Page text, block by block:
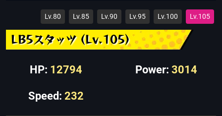
Lv.80 Lv.85 Lv.90 Lv.95 Lv.100 Lv.105
LB5スタッツ (Lv.105)
HP: 12794 Power: 3014
Speed: 232